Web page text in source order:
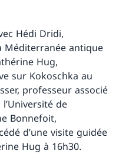
Hédi Dridi,
Méditerranée antique
Hug,
sur Kokoschka au
professeur associé
de
Bonnefoit,
d’une visite guidée
Hug à 16h30.